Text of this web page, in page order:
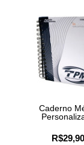
Caderno
R$29,90